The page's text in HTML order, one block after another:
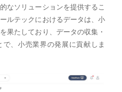
なソリューションを提供するこ
ルテックにおけるデータは、小
果たしており、データの収集・
、小売業界の発展に貢献しま